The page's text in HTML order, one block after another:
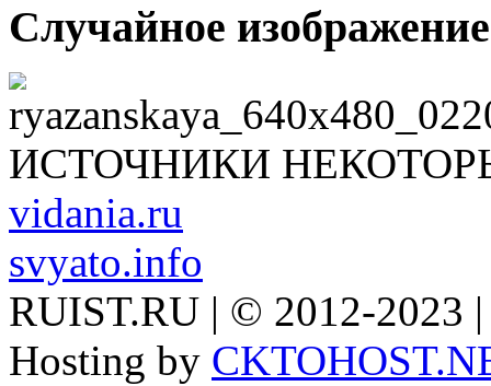
Случайное изображение
ИСТОЧНИКИ
vidania.ru
svyato.info
RUIST.RU | © 2012-2023
Hosting by